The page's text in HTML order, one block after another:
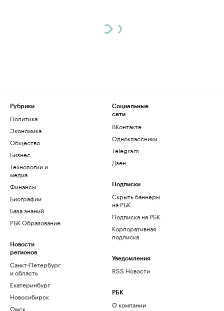
Рубрики
Политика
Экономика
Общество
Бизнес
Технологии и
медиа
Финансы
Биографии
База знаний
РБК Образование
Новости
регионов
Санкт-Петербург
и область
Екатеринбург
Новосибирск
Омск
Социальные
сети
ВКонтакте
Одноклассники
Telegram
Дзен
Подписки
Скрыть баннеры
на РБК
Подписка на РБК
Корпоративная
подписка
Уведомления
RSS Новости
РБК
О компании